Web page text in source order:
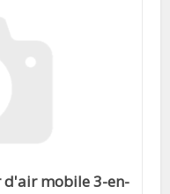
d'air mobile 3-en-